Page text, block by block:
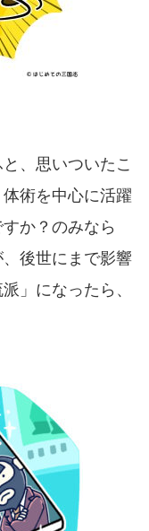
、思いついたこ
術を中心に活躍
か？のみなら
後世にまで影響
」になったら、